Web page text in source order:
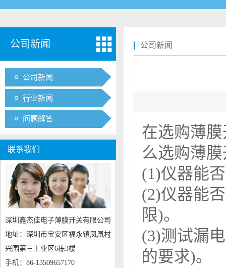
公司新闻
公司新闻
行业新闻
问题解答
联系我们
深圳鑫杰佳电子薄膜开关有限公司
地址：深圳市宝安区福永镇凤凰村
兴围第三工业区6栋3楼
手机：86-13509657170
公司新闻
在选购薄
么选购薄
(1)仪器能
(2)仪器能
限)。
(3)测试漏
的要求)。